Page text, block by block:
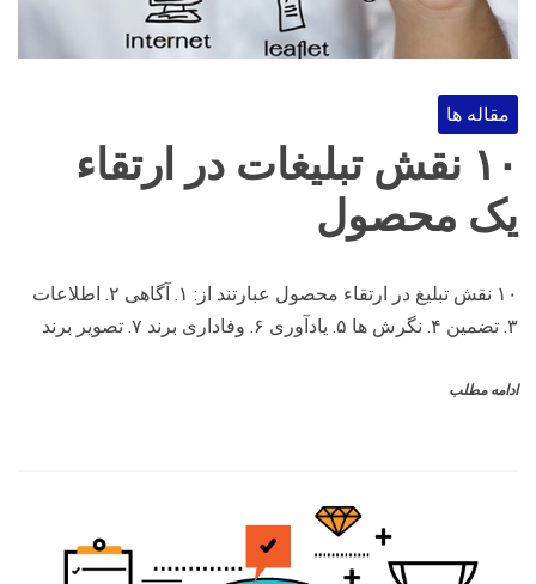
مقاله ها
۱۰ نقش تبلیغات در ارتقاء
یک محصول
۱۰ نقش تبلیغ در ارتقاء محصول عبارتند از: ۱. آگاهی ۲. اطلاعات
۳. تضمین ۴. نگرش ها ۵. یادآوری ۶. وفاداری برند ۷. تصویر برند
ادامه مطلب